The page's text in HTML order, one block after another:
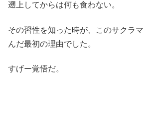
遡上してからは何も食わない。
その習性を知った時が、このサクラ
んだ最初の理由でした。
すげー覚悟だ。